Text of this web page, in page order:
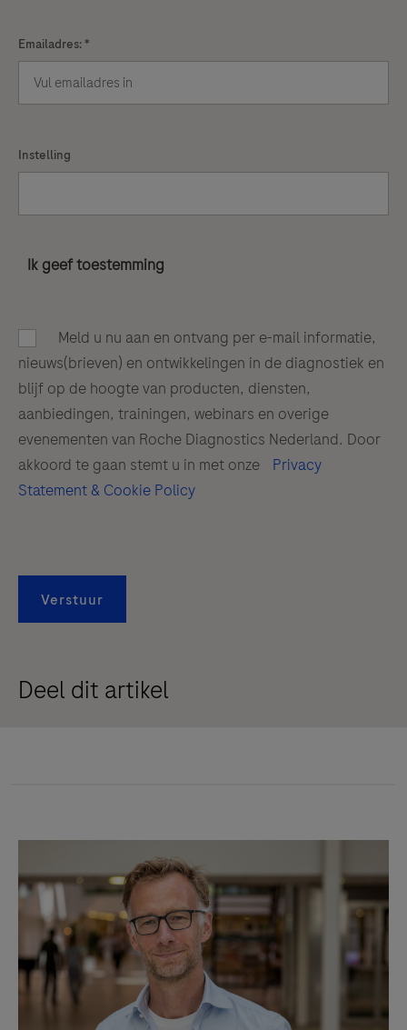
Emailadres: *
Instelling
Ik geef toestemming
Meld u nu aan en ontvang per e-mail informatie,
nieuws(brieven) en ontwikkelingen in de diagnostiek en
blijf op de hoogte van producten, diensten,
aanbiedingen, trainingen, webinars en overige
evenementen van Roche Diagnostics Nederland. Door
akkoord te gaan stemt u in met onze
Privacy
Statement & Cookie Policy
Verstuur
Deel dit artikel